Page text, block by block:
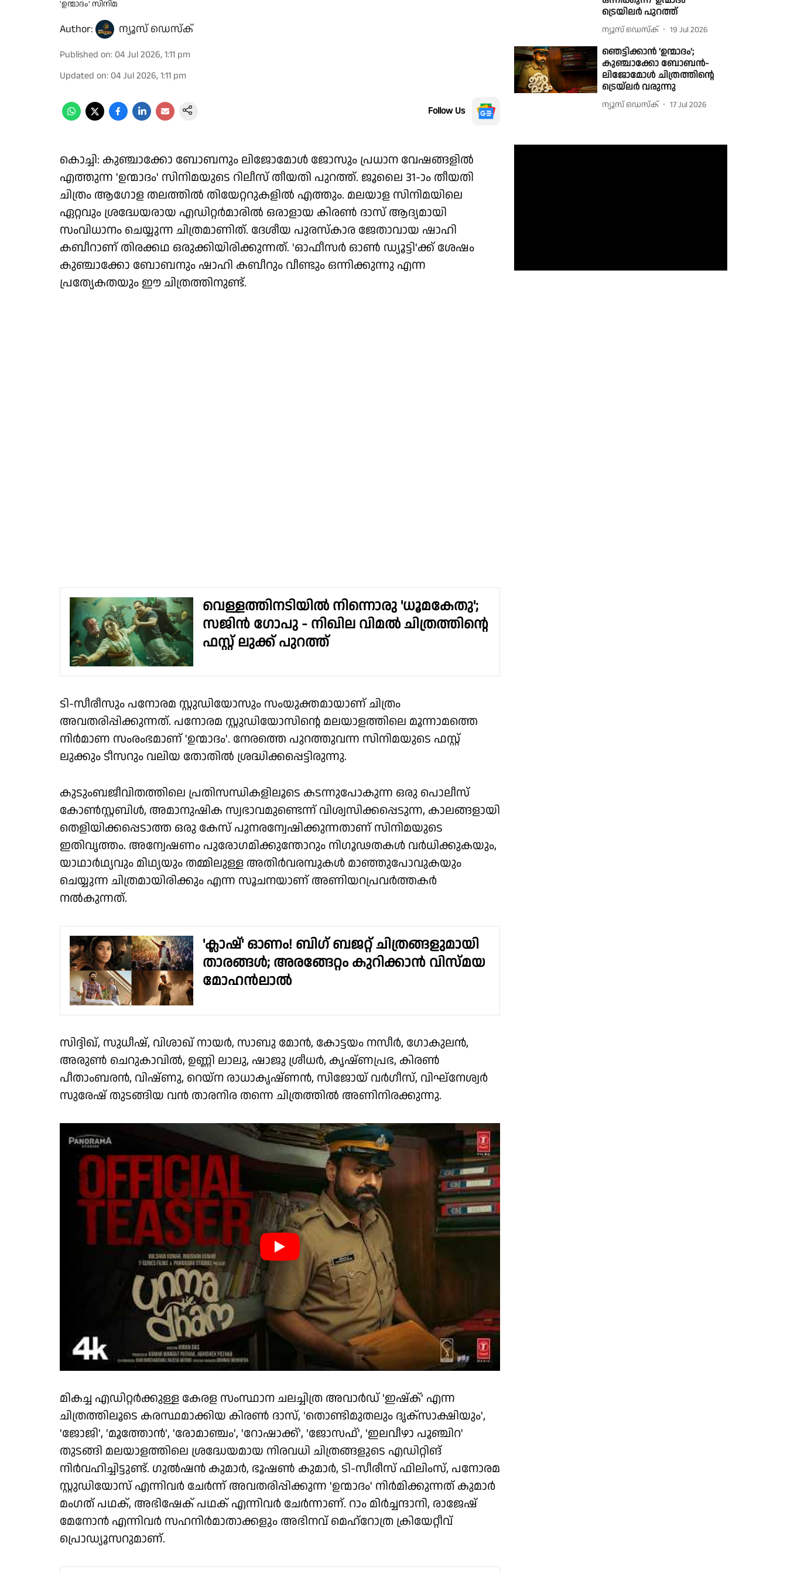
'ഉന്മാദം' സിനിമ
Author: ന്യൂസ് ഡെസ്ക്
Published on: 04 Jul 2026, 1:11 pm
Updated on: 04 Jul 2026, 1:11 pm
Follow Us
കൊച്ചി: കുഞ്ചാക്കോ ബോബനും ലിജോമോൾ ജോസും പ്രധാന വേഷങ്ങളിൽ
എത്തുന്ന 'ഉന്മാദം' സിനിമയുടെ റിലീസ് തീയതി പുറത്ത്. ജൂലൈ 31-ാം തീയതി
ചിത്രം ആഗോള തലത്തിൽ തിയേറ്ററുകളിൽ എത്തും. മലയാള സിനിമയിലെ
ഏറ്റവും ശ്രദ്ധേയരായ എഡിറ്റർമാരിൽ ഒരാളായ കിരൺ ദാസ് ആദ്യമായി
സംവിധാനം ചെയ്യുന്ന ചിത്രമാണിത്. ദേശീയ പുരസ്കാര ജേതാവായ ഷാഹി
കബീറാണ് തിരക്കഥ ഒരുക്കിയിരിക്കുന്നത്. 'ഓഫീസർ ഓൺ ഡ്യൂട്ടി'ക്ക് ശേഷം
കുഞ്ചാക്കോ ബോബനും ഷാഹി കബീറും വീണ്ടും ഒന്നിക്കുന്നു എന്ന
പ്രത്യേകതയും ഈ ചിത്രത്തിനുണ്ട്.
വെള്ളത്തിനടിയിൽ നിന്നൊരു 'ധൂമകേതു';
സജിൻ ഗോപു - നിഖില വിമൽ ചിത്രത്തിന്റെ
ഫസ്റ്റ് ലുക്ക് പുറത്ത്
ടി-സീരീസും പനോരമ സ്റ്റുഡിയോസും സംയുക്തമായാണ് ചിത്രം
അവതരിപ്പിക്കുന്നത്. പനോരമ സ്റ്റുഡിയോസിന്റെ മലയാളത്തിലെ മൂന്നാമത്തെ
നിർമാണ സംരംഭമാണ് 'ഉന്മാദം'. നേരത്തെ പുറത്തുവന്ന സിനിമയുടെ ഫസ്റ്റ്
ലുക്കും ടീസറും വലിയ തോതിൽ ശ്രദ്ധിക്കപ്പെട്ടിരുന്നു.
കുടുംബജീവിതത്തിലെ പ്രതിസന്ധികളിലൂടെ കടന്നുപോകുന്ന ഒരു പൊലീസ്
കോൺസ്റ്റബിൾ, അമാനുഷിക സ്വഭാവമുണ്ടെന്ന് വിശ്വസിക്കപ്പെടുന്ന, കാലങ്ങളായി
തെളിയിക്കപ്പെടാത്ത ഒരു കേസ് പുനരന്വേഷിക്കുന്നതാണ് സിനിമയുടെ
ഇതിവൃത്തം. അന്വേഷണം പുരോഗമിക്കുന്തോറും നിഗൂഢതകൾ വർധിക്കുകയും,
യാഥാർഥ്യവും മിഥ്യയും തമ്മിലുള്ള അതിർവരമ്പുകൾ മാഞ്ഞുപോവുകയും
ചെയ്യുന്ന ചിത്രമായിരിക്കും എന്ന സൂചനയാണ് അണിയറപ്രവർത്തകർ
നൽകുന്നത്.
'ക്ലാഷ്' ഓണം! ബിഗ് ബജറ്റ് ചിത്രങ്ങളുമായി
താരങ്ങൾ; അരങ്ങേറ്റം കുറിക്കാൻ വിസ്മയ
മോഹൻലാൽ
സിദ്ദിഖ്, സുധീഷ്, വിശാഖ് നായർ, സാബു മോൻ, കോട്ടയം നസീർ, ഗോകുലൻ,
അരുൺ ചെറുകാവിൽ, ഉണ്ണി ലാലു, ഷാജു ശ്രീധർ, കൃഷ്ണപ്രഭ, കിരൺ
പീതാംബരൻ, വിഷ്ണു, റെയ്ന രാധാകൃഷ്ണൻ, സിജോയ് വർഗീസ്, വിഘ്നേശ്വർ
സുരേഷ് തുടങ്ങിയ വൻ താരനിര തന്നെ ചിത്രത്തിൽ അണിനിരക്കുന്നു.
മികച്ച എഡിറ്റർക്കുള്ള കേരള സംസ്ഥാന ചലച്ചിത്ര അവാർഡ് 'ഇഷ്‌ക്' എന്ന
ചിത്രത്തിലൂടെ കരസ്ഥമാക്കിയ കിരൺ ദാസ്, 'തൊണ്ടിമുതലും ദൃക്‌സാക്ഷിയും',
'ജോജി', 'മൂത്തോൻ', 'രോമാഞ്ചം', 'റോഷാക്ക്', 'ജോസഫ്', 'ഇലവീഴാ പൂഞ്ചിറ'
തുടങ്ങി മലയാളത്തിലെ ശ്രദ്ധേയമായ നിരവധി ചിത്രങ്ങളുടെ എഡിറ്റിങ്
നിർവഹിച്ചിട്ടുണ്ട്. ഗുൽഷൻ കുമാർ, ഭൂഷൺ കുമാർ, ടി-സീരീസ് ഫിലിംസ്, പനോരമ
സ്റ്റുഡിയോസ് എന്നിവർ ചേർന്ന് അവതരിപ്പിക്കുന്ന 'ഉന്മാദം' നിർമിക്കുന്നത് കുമാർ
മംഗത് പഥക്, അഭിഷേക് പഥക് എന്നിവർ ചേർന്നാണ്. റാം മിർച്ചന്ദാനി, രാജേഷ്
മേനോൻ എന്നിവർ സഹനിർമാതാക്കളും അഭിനവ് മെഹ്‌റോത്ര ക്രിയേറ്റീവ്
പ്രൊഡ്യൂസറുമാണ്.
ട്രെയിലർ പുറത്ത്
ന്യൂസ് ഡെസ്ക് 19 Jul 2026
ഞെട്ടിക്കാൻ 'ഉന്മാദം';
കുഞ്ചാക്കോ ബോബൻ-
ലിജോമോൾ ചിത്രത്തിൻ്റെ
ട്രെയ്‌ലർ വരുന്നു
ന്യൂസ് ഡെസ്ക് 17 Jul 2026